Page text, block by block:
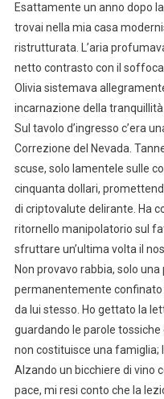
Esattamente un anno dopo
trovai nella mia casa
ristrutturata. L’aria
netto contrasto con il
Olivia sistemava
incarnazione della tranquillità.
Sul tavolo d’ingresso c’era
Correzione del Nevada.
scuse, solo lamentele sulle
cinquanta dollari,
di criptovalute delirante. Ha
ritornello manipolatorio sul
sfruttare un’ultima volta il
Non provavo rabbia, solo
permanentemente confinato
da lui stesso. Ho gettato la
guardando le parole
non costituisce una famiglia;
Alzando un bicchiere di vino
pace, mi resi conto che la